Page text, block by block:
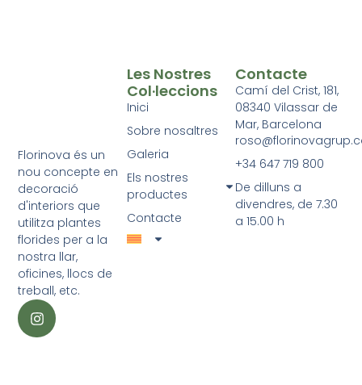
Florinova és un
nou concepte en
decoració
d'interiors que
utilitza plantes
florides per a la
nostra llar,
oficines, llocs de
treball, etc.
Les Nostres
Col·leccions
Inici
Sobre nosaltres
Galeria
Els nostres
productes
Contacte
Contacte
Camí del Crist, 181,
08340 Vilassar de
Mar, Barcelona
+34 647 719 800
De dilluns a
divendres, de 7.30
a 15.00 h